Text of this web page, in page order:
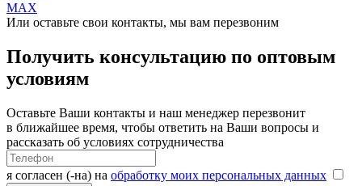
MAX
Или оставьте свои контакты, мы вам перезвоним
Получить консультацию по оптовым
условиям
Оставьте Ваши контакты и наш менеджер перезвонит
в ближайшее время, чтобы ответить на Ваши вопросы и
рассказать об условиях сотрудничества
я согласен (-на) на обработку моих персональных данных